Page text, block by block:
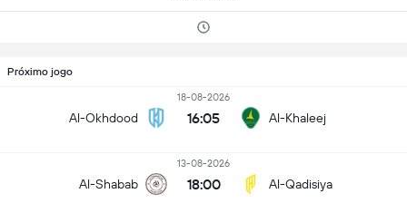
Próximo jogo
Al-Okhdood
18-08-2026
16:05 Al-Khaleej
Al-Shabab
13-08-2026
18:00 Al-Qadisiya